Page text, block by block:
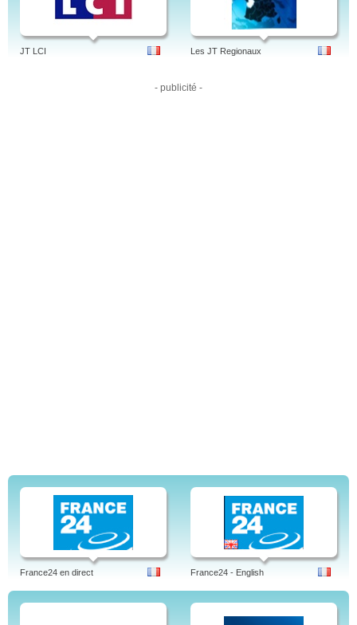
JT LCI Les JT Regionaux
- publicité -
France24 en direct France24 - English